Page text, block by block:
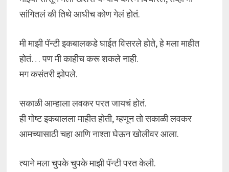
सांगितलं की तिथे आधीच कोण गेलं होतं.
मी माझी पॅन्टी इकबालकडे घाईत विसरले होते, हे मला माहीत
होतं… पण मी काहीच करू शकले नाही.
मग कसंतरी झोपले.
सकाळी आम्हाला लवकर परत जायचं होतं.
ही गोष्ट इकबालला माहीत होती, म्हणून तो सकाळी लवकर
आमच्यासाठी चहा आणि नाश्ता घेऊन खोलीवर आला.
त्याने मला चुपके चुपके माझी पॅन्टी परत केली.